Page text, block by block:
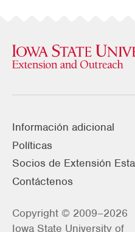
Información adicional
Políticas
Socios de Extensión
Contáctenos
Copyright © 2009–2026
Iowa State University of